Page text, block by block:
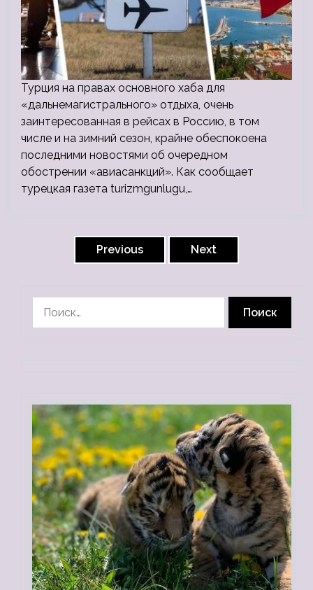
Турция на правах основного хаба для
«дальнемагистрального» отдыха, очень
заинтересованная в рейсах в Россию, в том
числе и на зимний сезон, крайне обеспокоена
последними новостями об очередном
обострении «авиасанкций». Как сообщает
турецкая газета turizmgunlugu,…
Previous Next